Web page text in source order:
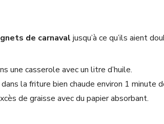
de carnaval jusqu’à ce qu’ils aient
une casserole avec un litre d’huile.
dans la friture bien chaude environ 1 minute
de graisse avec du papier absorbant.